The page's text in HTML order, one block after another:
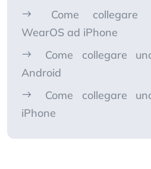
Come collegare
WearOS ad iPhone
Come collegare
Android
Come collegare
iPhone